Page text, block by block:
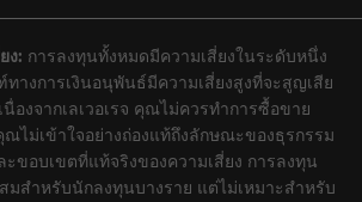
ง: การลงทุนทั้งหมดมีความเสี่ยงในระดับหนึ่ง
างการเงินอนุพันธ์มีความเสี่ยงสูงที่จะสูญเสีย
นื่องจากเลเวอเรจ คุณไม่ควรทำการซื้อขาย
ไม่เข้าใจอย่างถ่องแท้ถึงลักษณะของธุรกรรม
ขอบเขตที่แท้จริงของความเสี่ยง การลงทุน
มสำหรับนักลงทุนบางราย แต่ไม่เหมาะสำหรับ